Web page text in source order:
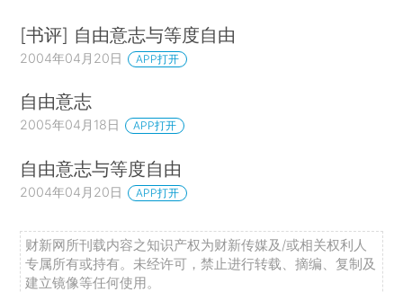
[书评] 自由意志与等度自由
2004年04月20日 APP打开
自由意志
2005年04月18日 APP打开
自由意志与等度自由
2004年04月20日 APP打开
财新网所刊载内容之知识产权为财新传媒及/或相关权利人
专属所有或持有。未经许可，禁止进行转载、摘编、复制及
建立镜像等任何使用。